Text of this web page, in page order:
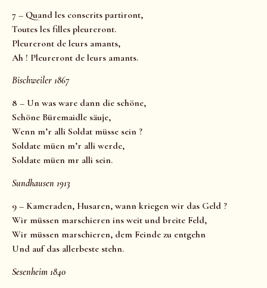
7 – Quand les conscrits partiront,
Toutes les filles pleureront.
Pleureront de leurs amants,
Ah ! Pleureront de leurs amants.
Bischweiler 1867
8 – Un was ware dann die schöne,
Schöne Büremaidle säuje,
Wenn m’r alli Soldat müsse sein ?
Soldate müen m’r alli werde,
Soldate müen mr alli sein.
Sundhausen 1913
9 – Kameraden, Husaren, wann kriegen wir das Geld ?
Wir müssen marschieren ins weit und breite Feld,
Wir müssen marschieren, dem Feinde zu entgehn
Und auf das allerbeste stehn.
Sesenheim 1840